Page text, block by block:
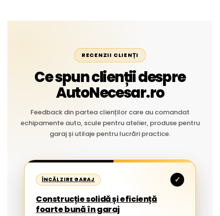
RECENZII CLIENȚI
Ce spun clienții despre
AutoNecesar.ro
Feedback din partea clienților care au comandat
echipamente auto, scule pentru atelier, produse pentru
garaj și utilaje pentru lucrări practice.
ÎNCĂLZIRE GARAJ ✓
Construcție solidă și eficiență
foarte bună în garaj